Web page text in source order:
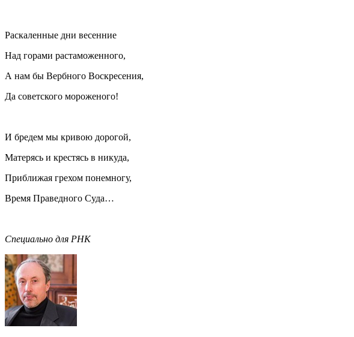
Раскаленные дни весенние
Над горами растаможенного,
А нам бы Вербного Воскресения,
Да советского мороженого!
И бредем мы кривою дорогой,
Матерясь и крестясь в никуда,
Приближая грехом понемногу,
Время Праведного Суда…
Специально для РНК